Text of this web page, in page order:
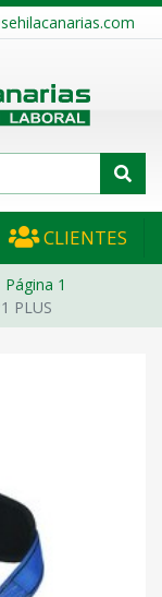
CLIENTES
Página 1
PLUS